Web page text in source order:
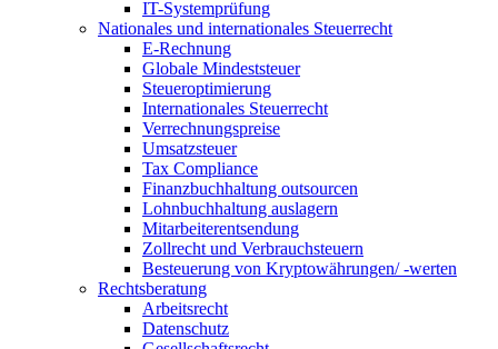
IT-Systemprüfung
Nationales und internationales Steuerrecht
E-Rechnung
Globale Mindeststeuer
Steueroptimierung
Internationales Steuerrecht
Verrechnungspreise
Umsatzsteuer
Tax Compliance
Finanzbuchhaltung outsourcen
Lohnbuchhaltung auslagern
Mitarbeiterentsendung
Zollrecht und Verbrauchsteuern
Besteuerung von Kryptowährungen/ -werten
Rechtsberatung
Arbeitsrecht
Datenschutz